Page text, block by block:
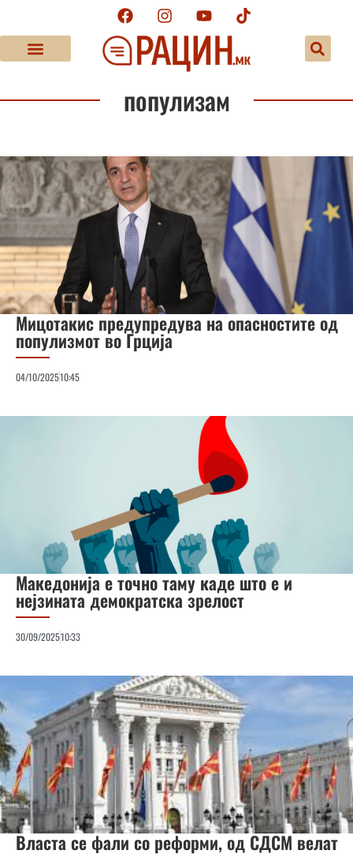
популизам
Мицотакис предупредува на опасностите од
популизмот во Грција
04/10/202510:45
Македонија е точно таму каде што е и
нејзината демократска зрелост
30/09/202510:33
Власта се фали со реформи, од СДСМ велат